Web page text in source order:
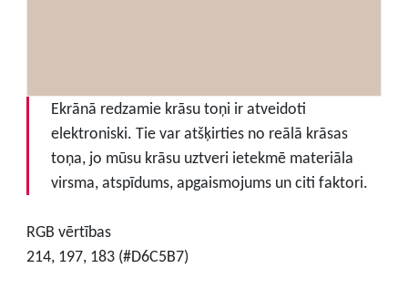
Ekrānā redzamie krāsu toņi ir atveidoti
elektroniski. Tie var atšķirties no reālā krāsas
toņa, jo mūsu krāsu uztveri ietekmē materiāla
virsma, atspīdums, apgaismojums un citi faktori.
RGB vērtības
214, 197, 183 (#D6C5B7)